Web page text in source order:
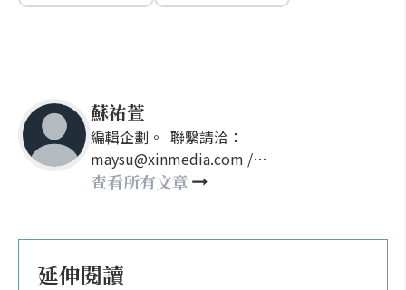
蘇祐萱
編輯企劃。 聯繫請洽：
maysu@xinmedia.com /
may860527@gmail.com
查看所有文章
延伸閱讀